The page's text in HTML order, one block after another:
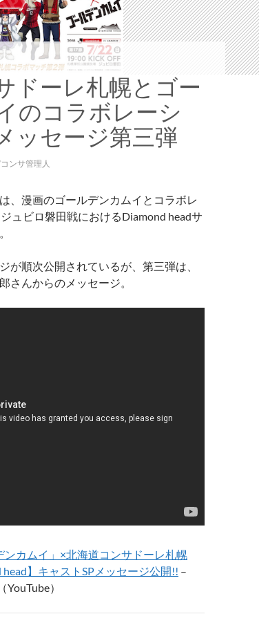
ドーレ札幌とゴー
のコラボレーシ
ッセージ第三弾
ンサ管理人
、漫画のゴールデンカムイとコラボレ
ュビロ磐田戦におけるDiamond headサ
が順次公開されているが、第三弾は、
さんからのメッセージ。
ンカムイ」×北海道コンサドーレ札幌
】キャストSPメッセージ公開!! –
）